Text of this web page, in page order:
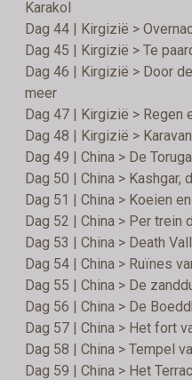
Karakol
Dag 44 | Kirgizië >
Dag 45 | Kirgizië > Te
Dag 46 | Kirgizië > Door
meer
Dag 47 | Kirgizië > Regen
Dag 48 | Kirgizië >
Dag 49 | China > De
Dag 50 | China > Kashgar,
Dag 51 | China > Koeien
Dag 52 | China > Per trein
Dag 53 | China > Death
Dag 54 | China > Ruïnes
Dag 55 | China > De
Dag 56 | China > De
Dag 57 | China > Het fort
Dag 58 | China > Tempel
Dag 59 | China > Het